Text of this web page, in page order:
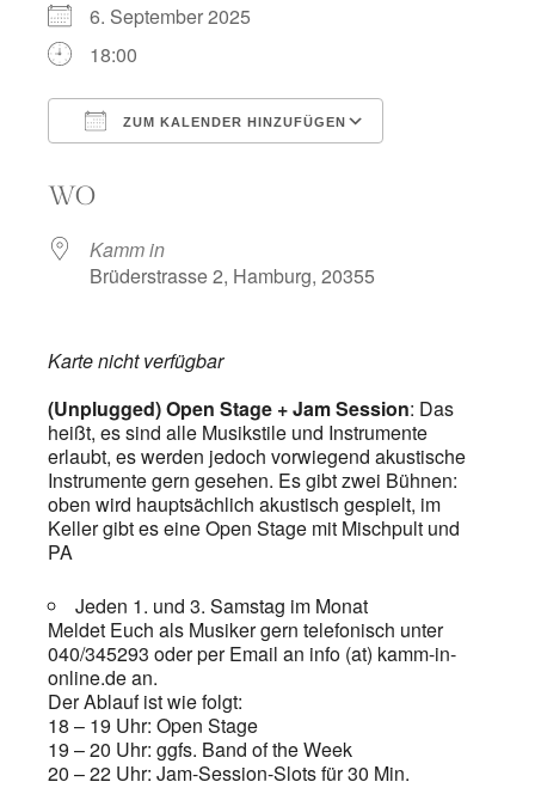
6. September 2025
18:00
ZUM KALENDER HINZUFÜGEN
WO
Kamm in
Brüderstrasse 2, Hamburg, 20355
Karte nicht verfügbar
(Unplugged) Open Stage + Jam Session: Das
heißt, es sind alle Musikstile und Instrumente
erlaubt, es werden jedoch vorwiegend akustische
Instrumente gern gesehen. Es gibt zwei Bühnen:
oben wird hauptsächlich akustisch gespielt, im
Keller gibt es eine Open Stage mit Mischpult und
PA
Jeden 1. und 3. Samstag im Monat
Meldet Euch als Musiker gern telefonisch unter
040/345293 oder per Email an info (at) kamm-in-
online.de an.
Der Ablauf ist wie folgt:
18 – 19 Uhr: Open Stage
19 – 20 Uhr: ggfs. Band of the Week
20 – 22 Uhr: Jam-Session-Slots für 30 Min.